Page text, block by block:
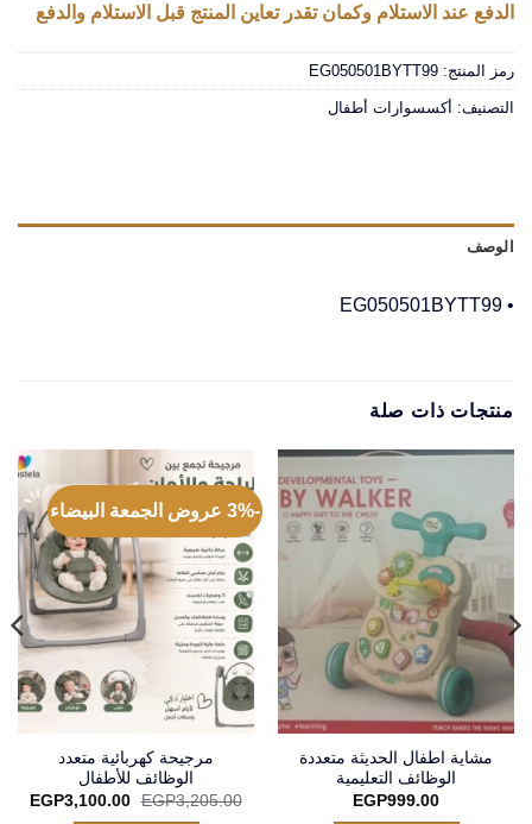
الدفع عند الاستلام وكمان تقدر تعاين المنتج قبل الاستلام والدفع
رمز المنتج: EG050501BYTT99
التصنيف: أكسسوارات أطفال
الوصف
• EG050501BYTT99
منتجات ذات صلة
مشاية اطفال الحديثة متعددة
الوظائف التعليمية
EGP999.00
-3% عروض الجمعة البيضاء
مرجيحة كهربائية متعدد
الوظائف للأطفال
EGP3,205.00
السعر
EGP3,100.00